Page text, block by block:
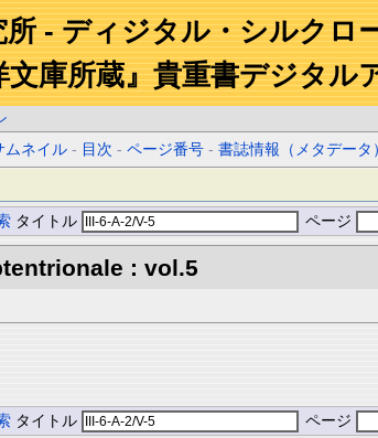
所 - ディジタル・シルクロ
文庫所蔵』貴重書デジタル
ムネイル - 目次 -ページ番号 -書誌情報（メタデータ
タイトル ページ
: vol.5
タイトル ページ